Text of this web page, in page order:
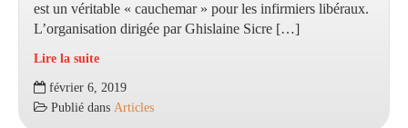
est un véritable « cauchemar » pour les infirmiers libéraux.
L’organisation dirigée par Ghislaine Sicre […]
Lire la suite
médicaux
:
février 6, 2019
Publié dans Articles